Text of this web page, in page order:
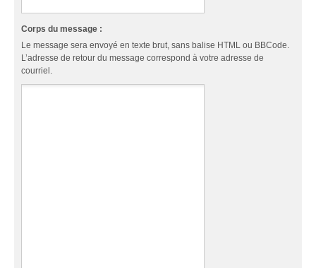
Corps du message :
Le message sera envoyé en texte brut, sans balise HTML ou BBCode.
L’adresse de retour du message correspond à votre adresse de
courriel.